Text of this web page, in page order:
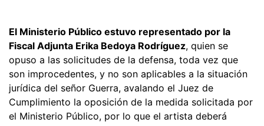
El Ministerio Público estuvo representado por la
Fiscal Adjunta Erika Bedoya Rodríguez, quien se
opuso a las solicitudes de la defensa, toda vez que
son improcedentes, y no son aplicables a la situación
jurídica del señor Guerra, avalando el Juez de
Cumplimiento la oposición de la medida solicitada por
el Ministerio Público, por lo que el artista deberá